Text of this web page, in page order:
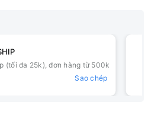
(tối đa 25k), đơn hàng từ 500k
Sao chép